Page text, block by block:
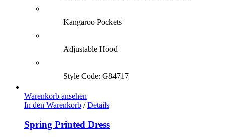
Kangaroo Pockets
Adjustable Hood
Style Code: G84717
Warenkorb ansehen
In den Warenkorb / Details
Spring Printed Dress